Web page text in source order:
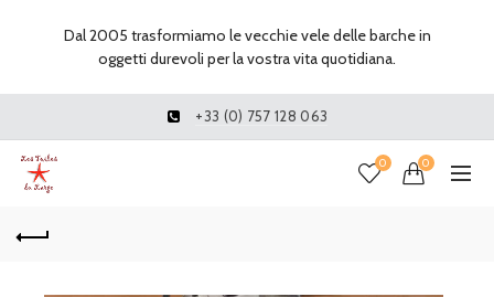
+33 (0) 757 128 063
0 0
Dal 2005 trasformiamo le vecchie vele delle barche in
oggetti durevoli per la vostra vita quotidiana.